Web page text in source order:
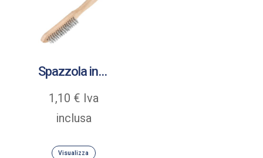
Spazzola in filo metallico
1,10 € Iva
inclusa
Visualizza